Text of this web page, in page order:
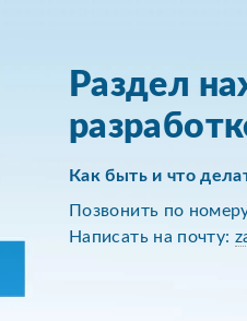
Раздел
Как быть и что
Позвонить по
Написать на почту: